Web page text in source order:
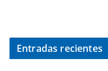
Entradas recientes